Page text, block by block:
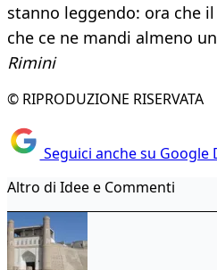
stanno leggendo: ora che
che ce ne mandi almeno
Rimini
© RIPRODUZIONE RISERVATA
Seguici anche su Google
Altro di Idee e Commenti